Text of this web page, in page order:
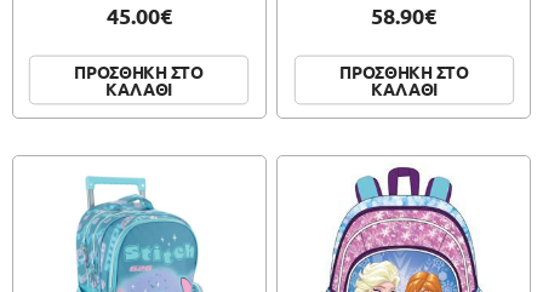
45.00€
ΠΡΟΣΘΗΚΗ ΣΤΟ
ΚΑΛΑΘΙ
58.90€
ΠΡΟΣΘΗΚΗ ΣΤΟ
ΚΑΛΑΘΙ